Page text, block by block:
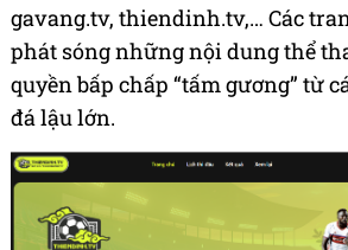
gavang.tv, thiendinh.tv,… Các
phát sóng những nội dung thể
quyền bấp chấp “tấm gương” từ
đá lậu lớn.